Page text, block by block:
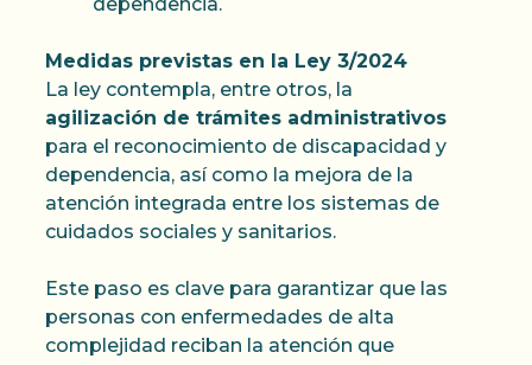
Medidas previstas en la Ley 3/2024
La ley contempla, entre otros, la
agilización de trámites administrativos
para el reconocimiento de discapacidad y
dependencia, así como la mejora de la
atención integrada entre los sistemas de
cuidados sociales y sanitarios.
Este paso es clave para garantizar que las
personas con enfermedades de alta
complejidad reciban la atención que